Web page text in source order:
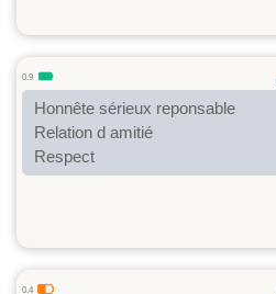
0.9
Honnête sérieux reponsable
Relation d amitié
Respect
0.4